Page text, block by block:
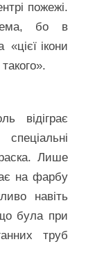
пожежі.
нема, бо в
ікони
відіграє
Лише
на фарбу
навіть
була при
труб